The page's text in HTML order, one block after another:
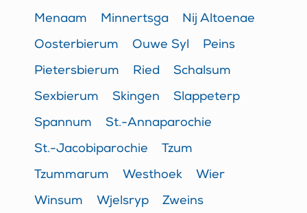
Menaam Minnertsga Nij Altoenae
Oosterbierum Ouwe Syl Peins
Pietersbierum Ried Schalsum
Sexbierum Skingen Slappeterp
Spannum St.-Annaparochie
St.-Jacobiparochie Tzum
Tzummarum Westhoek Wier
Winsum Wjelsryp Zweins